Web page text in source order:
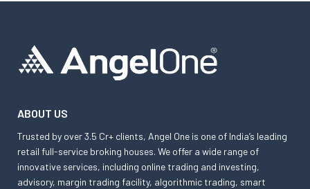
ABOUT US
Trusted by over 3.5 Cr+ clients, Angel One is one of India’s leading
retail full-service broking houses. We offer a wide range of
innovative services, including online trading and investing,
advisory, margin trading facility, algorithmic trading, smart